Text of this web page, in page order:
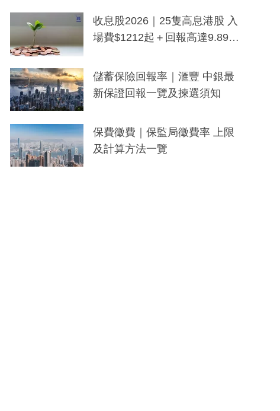
y及香港限定特調系列
收息股2026｜25隻高息港股 入
場費$1212起＋回報高達9.89
儲蓄保險回報率｜滙豐 中銀最
新保證回報一覽及揀選須知
保費徵費｜保監局徵費率 上限
及計算方法一覽